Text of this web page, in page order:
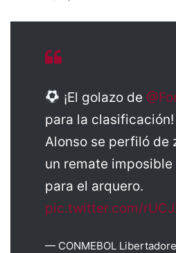
¡El golazo de
para la
Alonso se perfiló de
un remate
para el arquero.
pic.twitter.com/
— CONMEBOL